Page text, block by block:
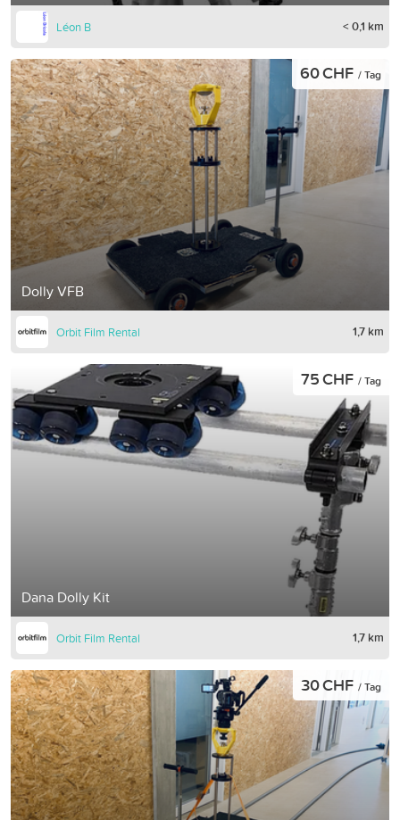
Léon B < 0,1 km
Dolly VFB
60 CHF / Tag
Orbit Film Rental 1,7 km
Dana Dolly Kit
75 CHF / Tag
Orbit Film Rental 1,7 km
30 CHF / Tag